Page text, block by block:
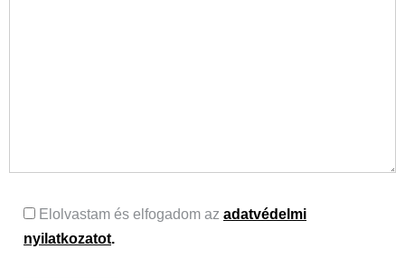
Elolvastam és elfogadom az adatvédelmi
nyilatkozatot.